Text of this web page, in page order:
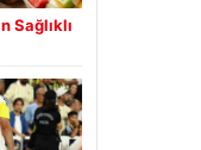
Sağlıklı